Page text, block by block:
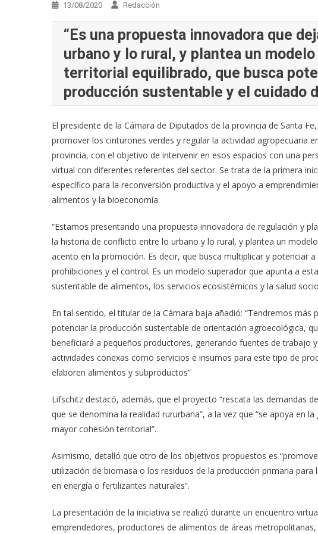
13/08/2020 Redacción
“Es una propuesta innovadora que
urbano y lo rural, y plantea un
territorial equilibrado, que busca
producción sustentable y el cuidado
El presidente de la Cámara de Diputados de la provincia de Santa
promover los cinturones verdes y regular la actividad agropecuaria
provincia, con el objetivo de intervenir en esos espacios con una
virtual con diferentes referentes del sector. Se trata de la primera
específico para la reconversión productiva y el apoyo a
alimentos y la bioeconomía.
“Estamos presentando una propuesta innovadora de regulación y
la historia de conflicto entre lo urbano y lo rural, y plantea un
acento en la promoción. Es decir, que busca multiplicar y potenciar
prohibiciones y el control. Es un modelo superador que apunta a
sustentable de alimentos, los servicios ecosistémicos y la salud
En tal sentido, el titular de la Cámara baja añadió: “Tendremos
potenciar la producción sustentable de orientación agroecológica,
beneficiará a pequeños productores, generando fuentes de trabajo
actividades conexas como servicios e insumos para este tipo de
elaboren alimentos y subproductos”
Lifschitz destacó, además, que el proyecto “rescata las demandas
que se denomina la realidad rururbana”, a la vez que “se apoya en
mayor cohesión territorial”.
Asimismo, detalló que otro de los objetivos propuestos es
utilización de biomasa o los residuos de la producción primaria
en energía o fertilizantes naturales”.
La presentación de la iniciativa se realizó durante un encuentro
emprendedores, productores de alimentos de áreas